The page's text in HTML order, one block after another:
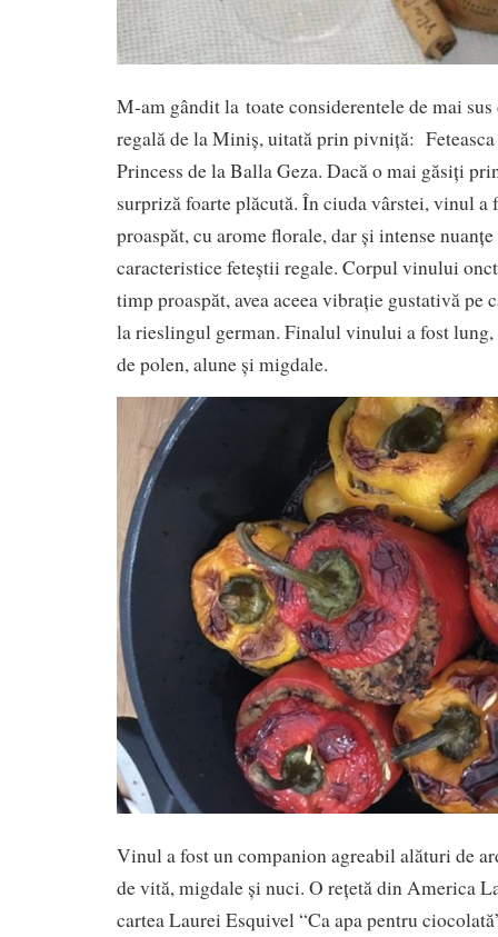
M-am gândit la toate considerentele de mai sus
regală de la Miniș, uitată prin pivniță:
Princess de la Balla Geza. Dacă o mai găsiți
surpriză foarte plăcută. În ciuda vârstei, vinul a
proaspăt, cu arome florale, dar și intense
caracteristice feteștii regale. Corpul vinului
timp proaspăt, avea aceea vibrație gustativă pe
la rieslingul german. Finalul vinului a fost
de polen, alune și migdale.
Vinul a fost un companion agreabil alături de
de vită, migdale și nuci. O rețetă din America
cartea Laurei Esquivel “Ca apa pentru